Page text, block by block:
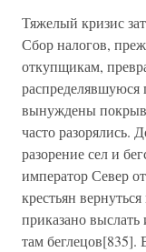
Тяжелый кризис
Сбор налогов,
откупщикам,
вынуждены
часто разорялись.
разорение сел и
император Север
крестьян
приказано
там беглецов[835].